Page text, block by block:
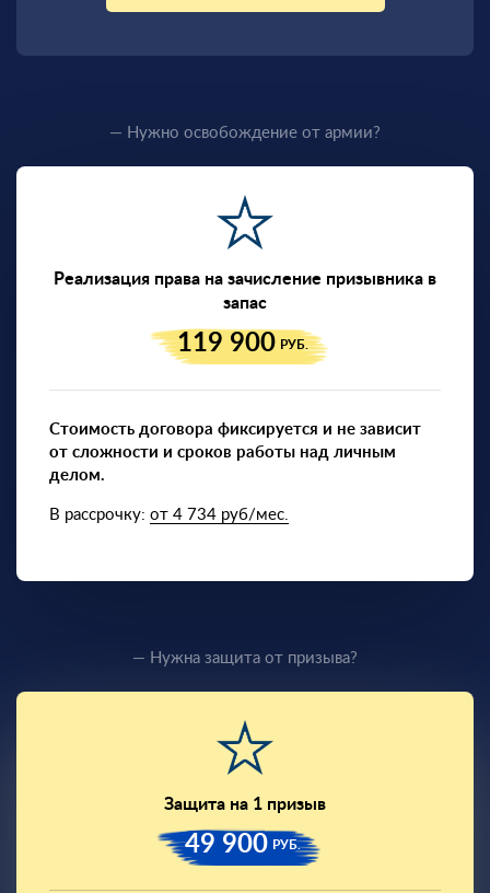
— Нужно освобождение от армии?
Реализация права на зачисление призывника в
запас
119 900 РУБ.
Стоимость договора фиксируется и не зависит
от сложности и сроков работы над личным
делом.
В рассрочку: от 4 734 руб/мес.
— Нужна защита от призыва?
Защита на 1 призыв
49 900 РУБ.